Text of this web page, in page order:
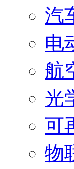
汽
电
航
光
可
物